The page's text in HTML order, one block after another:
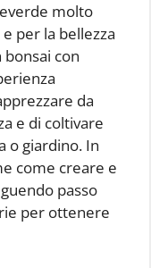
molto
per la bellezza
con
da
e di coltivare
o giardino. In
come creare e
passo
per ottenere